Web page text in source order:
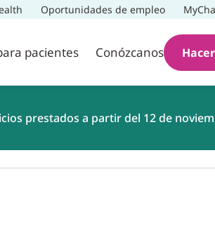
Oportunidades de empleo
pacientes Conózcanos
prestados a partir del 12 de